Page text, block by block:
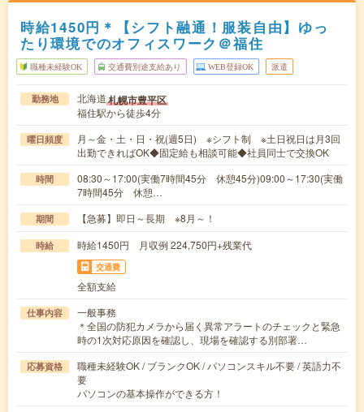
時給1450円＊【シフト融通！服装自由】ゆっ
たり環境でのオフィスワーク＠福住
職種未経験OK 交通費別途支給あり WEB登録OK 派遣
勤務地 北海道札幌市豊平区
福住駅から徒歩4分
曜日頻度
月～金・土・日・祝(週5日) ※シフト制 ※土日祝日は月3回
出勤できればOK◆固定給も相談可能◆社員同士で交換OK
時間
08:30～17:00(実働7時間45分 休憩45分)09:00～17:30(実働
7時間45分 休憩…
期間 【急募】即日～長期 ※8月～！
時給 時給1450円 月収例 224,750円+残業代
交通費
全額支給
仕事内容
一般事務
＊全国の防犯カメラから届く異常アラートのチェックと緊急
時の1次対応原因を確認し、現場を確認する別部署…
応募資格
職種未経験OK / ブランクOK / パソコンスキル不要 / 英語力不
要
パソコンの基本操作ができる方！